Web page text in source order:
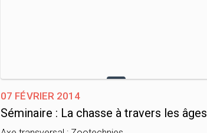
07 février 2014
Séminaire : La chasse à travers les âges